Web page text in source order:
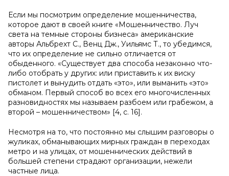
Если мы посмотрим определение мошенничества,
которое дают в своей книге «Мошенничество. Луч
света на темные стороны бизнеса» американские
авторы Альбрехт С., Венц Дж., Уильямс Т., то убедимся,
что их определение не сильно отличается от
обыденного. «Существует два способа незаконно что-
либо отобрать у других: или приставить к их виску
пистолет и вынудить отдать «это», или выманить «это»
обманом. Первый способ во всех его многочисленных
разновидностях мы называем разбоем или грабежом, а
второй – мошенничеством» [4, c. 16].
Несмотря на то, что постоянно мы слышим разговоры о
жуликах, обманывающих мирных граждан в переходах
метро и на улицах, от мошеннических действий в
большей степени страдают организации, нежели
частные лица.